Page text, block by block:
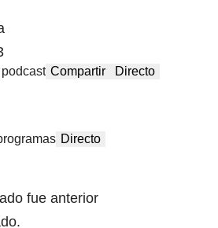
podcast Compartir Directo
Directo
fue anterior